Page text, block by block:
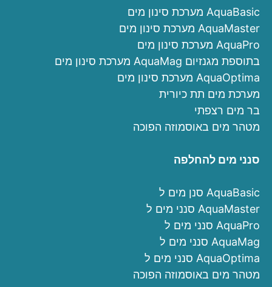
מערכת סינון מים AquaBasic
מערכת סינון מים AquaMaster
מערכת סינון מים AquaPro
מערכת סינון מים AquaMag בתוספת מגנזיום
מערכת סינון מים AquaOptima
מערכת מים תת כיורית
בר מים רצפתי
מטהר מים באוסמוזה הפוכה
סנני מים להחלפה
סנן מים ל AquaBasic
סנני מים ל AquaMaster
סנני מים ל AquaPro
סנני מים ל AquaMag
סנני מים ל AquaOptima
מטהר מים באוסמוזה הפוכה